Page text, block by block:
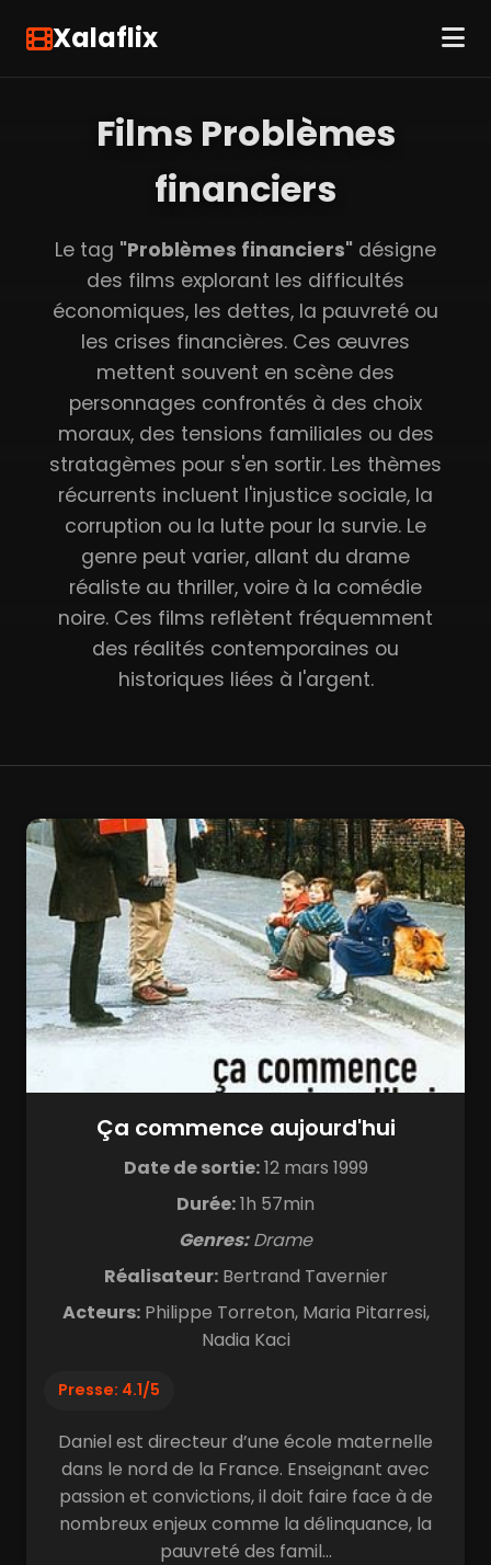
Xalaflix
Films Problèmes
financiers
Le tag "Problèmes financiers" désigne
des films explorant les difficultés
économiques, les dettes, la pauvreté ou
les crises financières. Ces œuvres
mettent souvent en scène des
personnages confrontés à des choix
moraux, des tensions familiales ou des
stratagèmes pour s'en sortir. Les thèmes
récurrents incluent l'injustice sociale, la
corruption ou la lutte pour la survie. Le
genre peut varier, allant du drame
réaliste au thriller, voire à la comédie
noire. Ces films reflètent fréquemment
des réalités contemporaines ou
historiques liées à l'argent.
Ça commence aujourd'hui
Date de sortie:12 mars 1999
Durée:1h 57min
Genres:Drame
Réalisateur:Bertrand Tavernier
Acteurs:Philippe Torreton, Maria Pitarresi,
Nadia Kaci
Presse: 4.1/5
Daniel est directeur d’une école maternelle
dans le nord de la France. Enseignant avec
passion et convictions, il doit faire face à de
nombreux enjeux comme la délinquance, la
pauvreté des famil...